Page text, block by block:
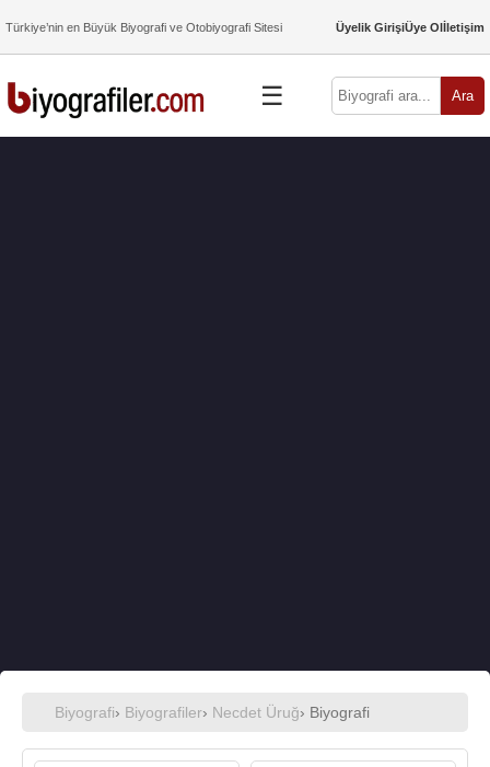
Türkiye’nin en Büyük Biyografi ve Otobiyografi Sitesi Üyelik GirişiÜye Olİletişim
☰ Ara
Biyografi› Biyografiler› Necdet Üruğ› Biyografi